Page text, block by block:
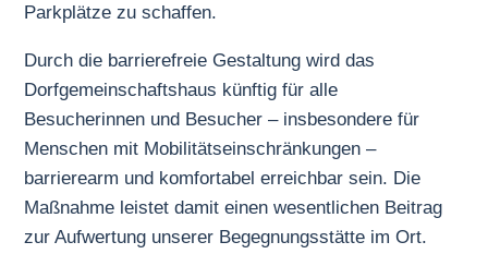
Parkplätze zu schaffen.
Durch die barrierefreie Gestaltung wird das
Dorfgemeinschaftshaus künftig für alle
Besucherinnen und Besucher – insbesondere für
Menschen mit Mobilitätseinschränkungen –
barrierearm und komfortabel erreichbar sein. Die
Maßnahme leistet damit einen wesentlichen Beitrag
zur Aufwertung unserer Begegnungsstätte im Ort.